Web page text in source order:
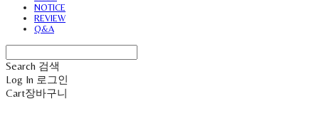
NOTICE
REVIEW
Q&A
Search 검색
Log In 로그인
Cart장바구니